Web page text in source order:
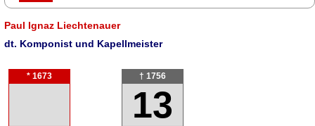
Paul Ignaz Liechtenauer
dt. Komponist und Kapellmeister
* 1673 † 1756
13